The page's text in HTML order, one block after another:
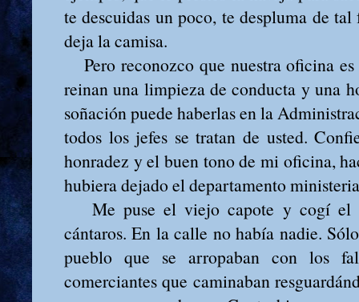
te descuidas un poco, te despluma de
deja la camisa.
Pero reconozco que nuestra oficina
reinan una limpieza de conducta y una
soñación puede haberlas en la
todos los jefes se tratan de usted.
honradez y el buen tono de mi oficina,
hubiera dejado el departamento
Me puse el viejo capote y cogí el
cántaros. En la calle no había nadie.
pueblo que se arropaban con los
comerciantes que caminaban